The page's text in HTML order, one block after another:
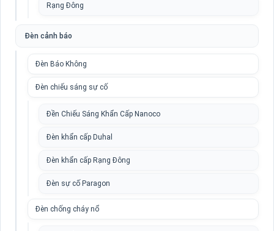
Rạng Đông
Đèn cảnh báo
Đèn Báo Không
Đèn chiếu sáng sự cố
Đền Chiếu Sáng Khẩn Cấp Nanoco
Đèn khẩn cấp Duhal
Đèn khẩn cấp Rạng Đông
Đèn sự cố Paragon
Đèn chống cháy nổ